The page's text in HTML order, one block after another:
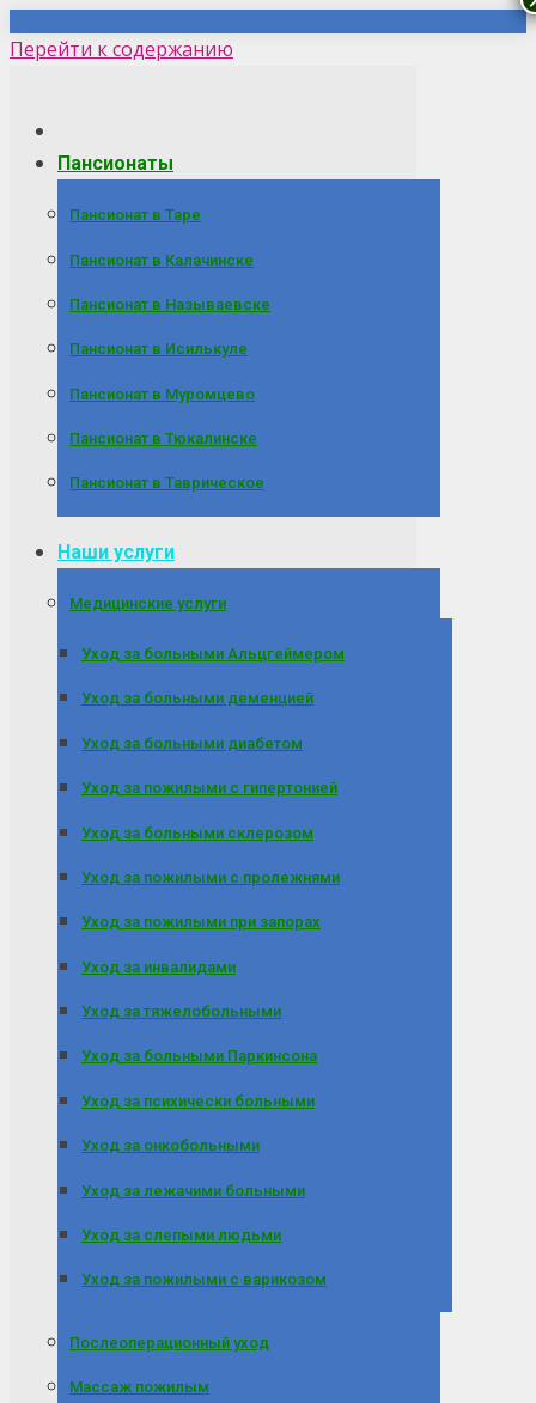
Перейти к содержанию
Пансионаты
Пансионат в Таре
Пансионат в Калачинске
Пансионат в Называевске
Пансионат в Исилькуле
Пансионат в Муромцево
Пансионат в Тюкалинске
Пансионат в Таврическое
Наши услуги
Медицинские услуги
Уход за больными Альцгеймером
Уход за больными деменцией
Уход за больными диабетом
Уход за пожилыми с гипертонией
Уход за больными склерозом
Уход за пожилыми с пролежнями
Уход за пожилыми при запорах
Уход за инвалидами
Уход за тяжелобольными
Уход за больными Паркинсона
Уход за психически больными
Уход за онкобольными
Уход за лежачими больными
Уход за слепыми людьми
Уход за пожилыми с варикозом
Послеоперационный уход
Массаж пожилым